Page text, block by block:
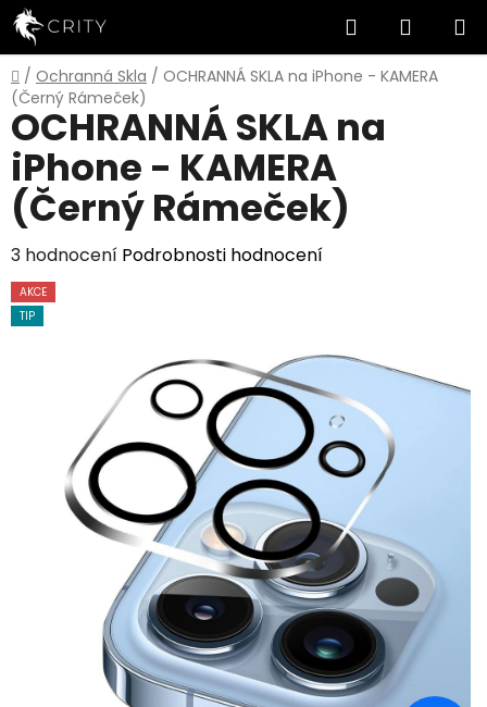
Přejít
na
obsah
Hledat
KOŠÍK
Domů
/ Ochranná Skla / OCHRANNÁ SKLA na iPhone - KAMERA
(Černý Rámeček)
OCHRANNÁ SKLA na
iPhone - KAMERA
(Černý Rámeček)
Průměrné
hodnocení
produktu
hvězdiček.
3 hodnocení Podrobnosti hodnocení
AKCE
TIP